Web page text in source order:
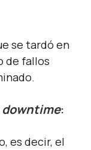
se tardó en
de fallos
downtime:
es decir, el